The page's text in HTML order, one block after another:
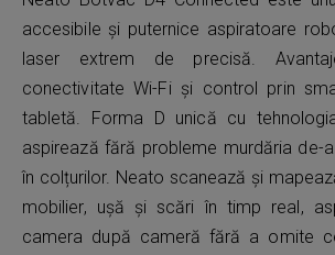
accesibile și puternice aspiratoare
laser extrem de precisă.
conectivitate Wi-Fi și control prin
tabletă. Forma D unică cu
aspirează fără probleme murdăria de-
în colțurilor. Neato scanează și
mobilier, ușă și scări în timp real,
camera după cameră fără a omite